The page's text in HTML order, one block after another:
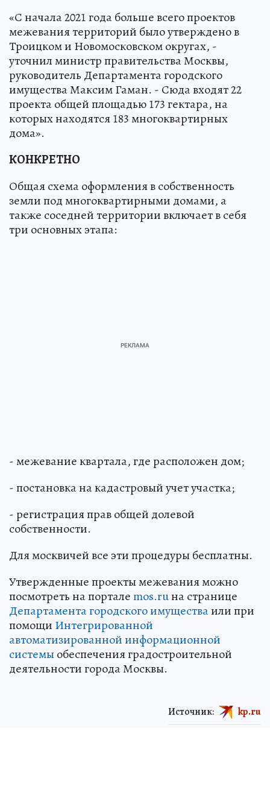
«С начала 2021 года больше всего проектов
межевания территорий было утверждено в
Троицком и Новомосковском округах, -
уточнил министр правительства Москвы,
руководитель Департамента городского
имущества Максим Гаман. - Сюда входят 22
проекта общей площадью 173 гектара, на
которых находятся 183 многоквартирных
дома».
КОНКРЕТНО
Общая схема оформления в собственность
земли под многоквартирными домами, а
также соседней территории включает в себя
три основных этапа:
- межевание квартала, где расположен дом;
- постановка на кадастровый учет участка;
- регистрация прав общей долевой
собственности.
Для москвичей все эти процедуры бесплатны.
Утвержденные проекты межевания можно
посмотреть на порталеmos.ruна странице
Департамента городского имуществаили при
помощи Интегрированной
автоматизированной информационной
системы обеспечения градостроительной
деятельности города Москвы.
Источник: kp.ru